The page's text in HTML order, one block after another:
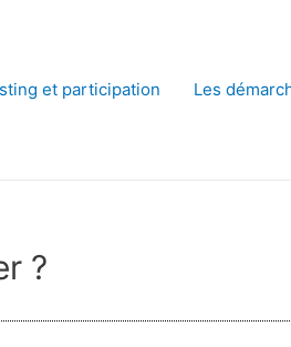
et participation Les
?